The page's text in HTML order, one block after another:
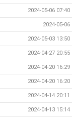
2024-05-06 07:40
2024-05-06
2024-05-03 13:50
2024-04-27 20:55
2024-04-20 16:29
2024-04-20 16:20
2024-04-14 20:11
2024-04-13 15:14